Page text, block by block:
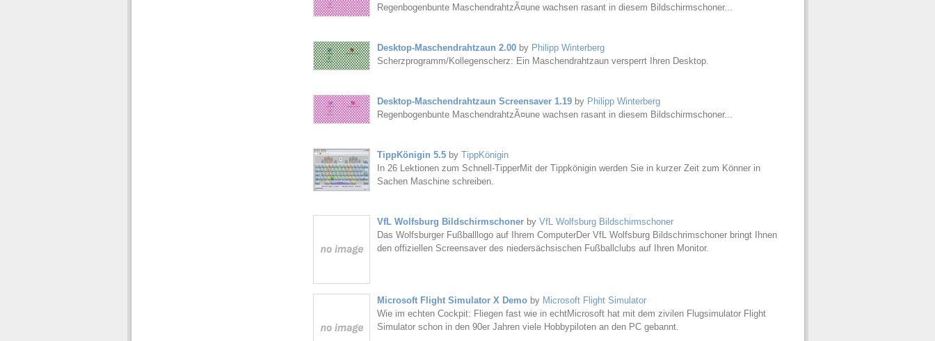
Regenbogenbunte MaschendrahtzÃ¤une wachsen rasant in diesem Bildschirmschoner...
Desktop-Maschendrahtzaun 2.00by Philipp Winterberg
Scherzprogramm/Kollegenscherz: Ein Maschendrahtzaun versperrt Ihren Desktop.
Desktop-Maschendrahtzaun Screensaver 1.19by Philipp Winterberg
Regenbogenbunte MaschendrahtzÃ¤une wachsen rasant in diesem Bildschirmschoner...
TippKönigin 5.5by TippKönigin
In 26 Lektionen zum Schnell-TipperMit der Tippkönigin werden Sie in kurzer Zeit zum Könner in
Sachen Maschine schreiben.
VfL Wolfsburg Bildschirmschonerby VfL Wolfsburg Bildschirmschoner
Das Wolfsburger Fußballlogo auf Ihrem ComputerDer VfL Wolfsburg Bildschrimschoner bringt Ihnen
den offiziellen Screensaver des niedersächsischen Fußballclubs auf Ihren Monitor.
Microsoft Flight Simulator X Demoby Microsoft Flight Simulator
Wie im echten Cockpit: Fliegen fast wie in echtMicrosoft hat mit dem zivilen Flugsimulator Flight
Simulator schon in den 90er Jahren viele Hobbypiloten an den PC gebannt.